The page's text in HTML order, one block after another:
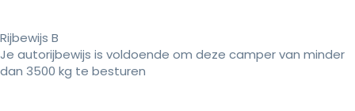
Rijbewijs B
Je autorijbewijs is voldoende om deze camper van minder
dan 3500 kg te besturen